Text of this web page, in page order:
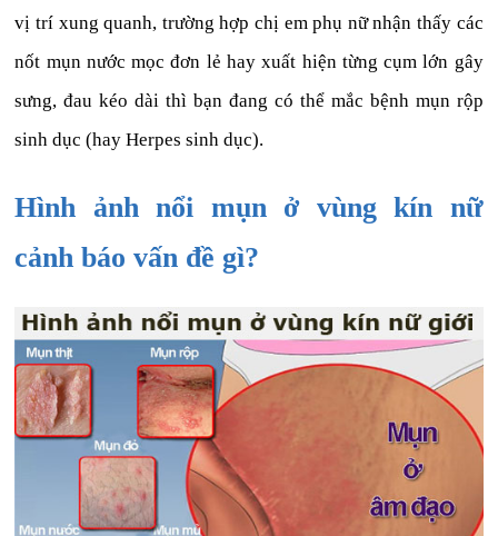
vị trí xung quanh, trường hợp chị em phụ nữ nhận thấy các
nốt mụn nước mọc đơn lẻ hay xuất hiện từng cụm lớn gây
sưng, đau kéo dài thì bạn đang có thể mắc bệnh mụn rộp
sinh dục (hay Herpes sinh dục).
Hình ảnh nổi mụn ở vùng kín nữ
cảnh báo vấn đề gì?